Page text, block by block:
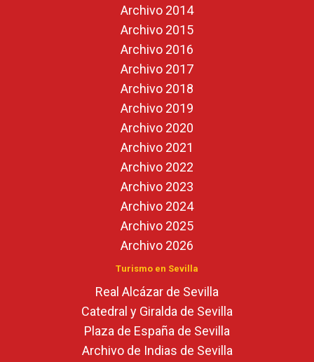
Archivo 2014
Archivo 2015
Archivo 2016
Archivo 2017
Archivo 2018
Archivo 2019
Archivo 2020
Archivo 2021
Archivo 2022
Archivo 2023
Archivo 2024
Archivo 2025
Archivo 2026
Turismo en Sevilla
Real Alcázar de Sevilla
Catedral y Giralda de Sevilla
Plaza de España de Sevilla
Archivo de Indias de Sevilla